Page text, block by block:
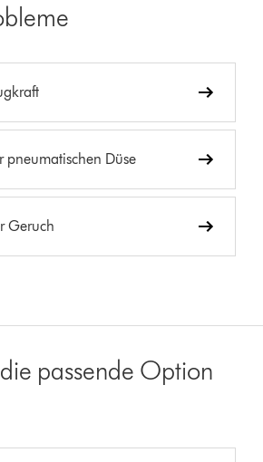
pneumatischen Düse
Geruch
passende Option